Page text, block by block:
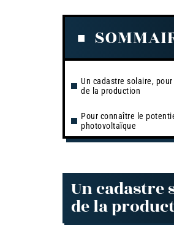
Un cadastre solaire,
de la production
Pour connaître le
photovoltaïque
Un
de la